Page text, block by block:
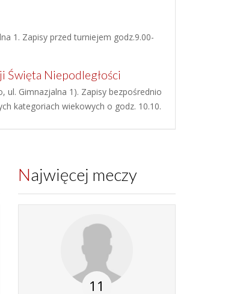
1. Zapisy przed turniejem godz.9.00-
Święta Niepodległości
Gimnazjalna 1). Zapisy bezpośrednio
kategoriach wiekowych o godz. 10.10.
Najwięcej meczy
11